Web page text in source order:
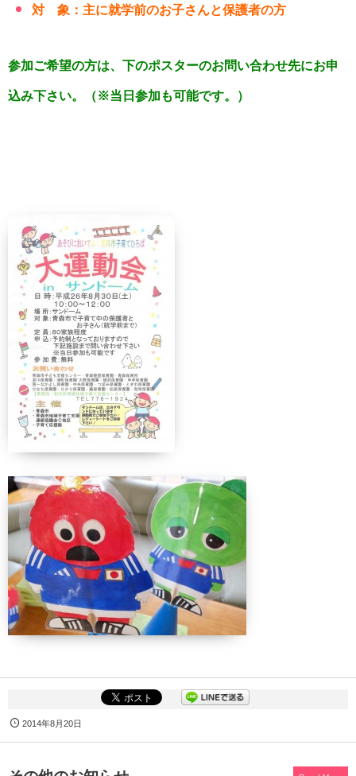
対 象：主に就学前のお子さんと保護者の方
参加ご希望の方は、下のポスターのお問い合わせ先にお申
込み下さい。（※当日参加も可能です。）
2014年8月20日